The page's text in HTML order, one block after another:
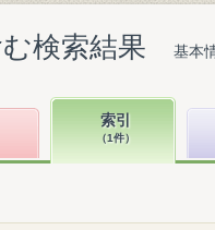
検索結果 基本
索引
（1件）